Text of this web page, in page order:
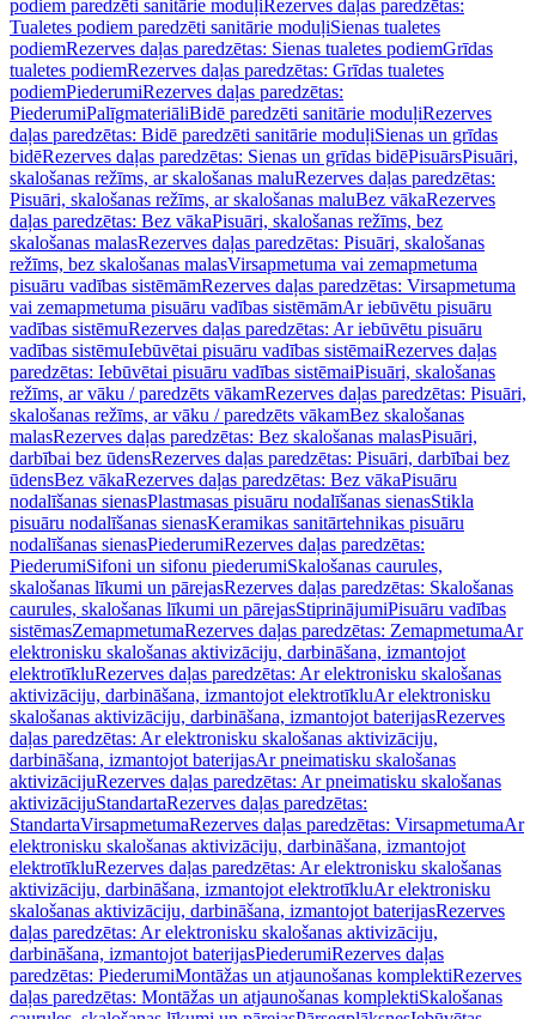
podiem paredzēti sanitārie moduļiRezerves daļas paredzētas:
Tualetes podiem paredzēti sanitārie moduļiSienas tualetes
podiemRezerves daļas paredzētas: Sienas tualetes podiemGrīdas
tualetes podiemRezerves daļas paredzētas: Grīdas tualetes
podiemPiederumiRezerves daļas paredzētas:
PiederumiPalīgmateriāliBidē paredzēti sanitārie moduļiRezerves
daļas paredzētas: Bidē paredzēti sanitārie moduļiSienas un grīdas
bidēRezerves daļas paredzētas: Sienas un grīdas bidēPisuārsPisuāri,
skalošanas režīms, ar skalošanas maluRezerves daļas paredzētas:
Pisuāri, skalošanas režīms, ar skalošanas maluBez vākaRezerves
daļas paredzētas: Bez vākaPisuāri, skalošanas režīms, bez
skalošanas malasRezerves daļas paredzētas: Pisuāri, skalošanas
režīms, bez skalošanas malasVirsapmetuma vai zemapmetuma
pisuāru vadības sistēmāmRezerves daļas paredzētas: Virsapmetuma
vai zemapmetuma pisuāru vadības sistēmāmAr iebūvētu pisuāru
vadības sistēmuRezerves daļas paredzētas: Ar iebūvētu pisuāru
vadības sistēmuIebūvētai pisuāru vadības sistēmaiRezerves daļas
paredzētas: Iebūvētai pisuāru vadības sistēmaiPisuāri, skalošanas
režīms, ar vāku / paredzēts vākamRezerves daļas paredzētas: Pisuāri,
skalošanas režīms, ar vāku / paredzēts vākamBez skalošanas
malasRezerves daļas paredzētas: Bez skalošanas malasPisuāri,
darbībai bez ūdensRezerves daļas paredzētas: Pisuāri, darbībai bez
ūdensBez vākaRezerves daļas paredzētas: Bez vākaPisuāru
nodalīšanas sienasPlastmasas pisuāru nodalīšanas sienasStikla
pisuāru nodalīšanas sienasKeramikas sanitārtehnikas pisuāru
nodalīšanas sienasPiederumiRezerves daļas paredzētas:
PiederumiSifoni un sifonu piederumiSkalošanas caurules,
skalošanas līkumi un pārejasRezerves daļas paredzētas: Skalošanas
caurules, skalošanas līkumi un pārejasStiprinājumiPisuāru vadības
sistēmasZemapmetumaRezerves daļas paredzētas: ZemapmetumaAr
elektronisku skalošanas aktivizāciju, darbināšana, izmantojot
elektrotīkluRezerves daļas paredzētas: Ar elektronisku skalošanas
aktivizāciju, darbināšana, izmantojot elektrotīkluAr elektronisku
skalošanas aktivizāciju, darbināšana, izmantojot baterijasRezerves
daļas paredzētas: Ar elektronisku skalošanas aktivizāciju,
darbināšana, izmantojot baterijasAr pneimatisku skalošanas
aktivizācijuRezerves daļas paredzētas: Ar pneimatisku skalošanas
aktivizācijuStandartaRezerves daļas paredzētas:
StandartaVirsapmetumaRezerves daļas paredzētas: VirsapmetumaAr
elektronisku skalošanas aktivizāciju, darbināšana, izmantojot
elektrotīkluRezerves daļas paredzētas: Ar elektronisku skalošanas
aktivizāciju, darbināšana, izmantojot elektrotīkluAr elektronisku
skalošanas aktivizāciju, darbināšana, izmantojot baterijasRezerves
daļas paredzētas: Ar elektronisku skalošanas aktivizāciju,
darbināšana, izmantojot baterijasPiederumiRezerves daļas
paredzētas: PiederumiMontāžas un atjaunošanas komplektiRezerves
daļas paredzētas: Montāžas un atjaunošanas komplektiSkalošanas